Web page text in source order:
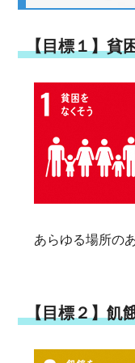
【目標１】
あらゆる場所の
【目標２】飢